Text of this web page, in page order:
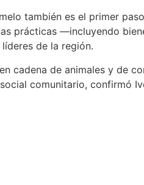
también es el primer
prácticas —incluyendo
de la región.
cadena de animales y de
comunitario, confirmó